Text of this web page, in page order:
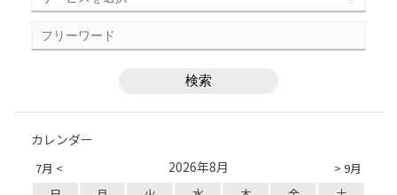
カレンダー
7月 < > 9月
2026年8月